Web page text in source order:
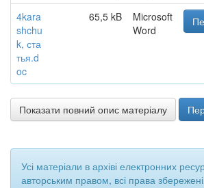
4kara
shchu
k, ста
тья.d
oc
65,5 kB
Microsoft
Word
Показати повний опис матеріалу
Усі матеріали в архіві електронних
авторським правом, всі права